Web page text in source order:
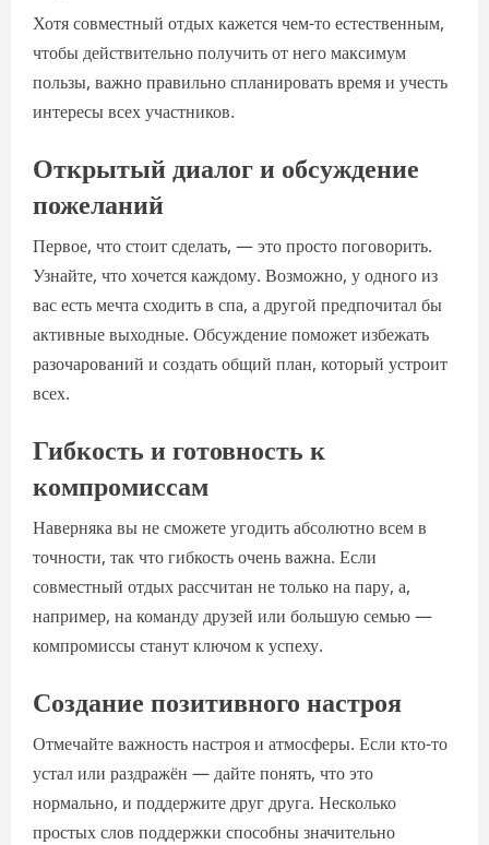
Хотя совместный отдых кажется чем-то естественным,
чтобы действительно получить от него максимум
пользы, важно правильно спланировать время и учесть
интересы всех участников.
Открытый диалог и обсуждение
пожеланий
Первое, что стоит сделать, — это просто поговорить.
Узнайте, что хочется каждому. Возможно, у одного из
вас есть мечта сходить в спа, а другой предпочитал бы
активные выходные. Обсуждение поможет избежать
разочарований и создать общий план, который устроит
всех.
Гибкость и готовность к
компромиссам
Наверняка вы не сможете угодить абсолютно всем в
точности, так что гибкость очень важна. Если
совместный отдых рассчитан не только на пару, а,
например, на команду друзей или большую семью —
компромиссы станут ключом к успеху.
Создание позитивного настроя
Отмечайте важность настроя и атмосферы. Если кто-то
устал или раздражён — дайте понять, что это
нормально, и поддержите друг друга. Несколько
простых слов поддержки способны значительно